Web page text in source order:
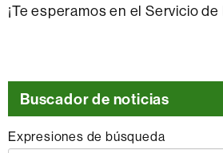
¡Te esperamos en el Servicio
Buscador de noticias
Expresiones de búsqueda